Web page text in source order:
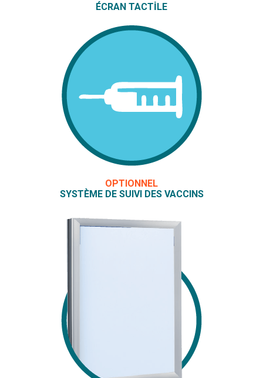
ÉCRAN TACTILE
OPTIONNEL
SYSTÈME DE SUIVI DES VACCINS